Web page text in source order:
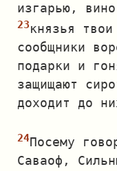
изгарью,
князья
сообщники
подарки и
защищают
доходит до
Посему
Саваоф,